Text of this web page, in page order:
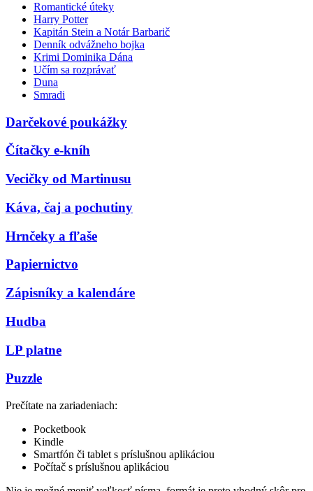
Romantické úteky
Harry Potter
Kapitán Stein a Notár Barbarič
Denník odvážneho bojka
Krimi Dominika Dána
Učím sa rozprávať
Duna
Smradi
Darčekové poukážky
Čítačky e-kníh
Vecičky od Martinusu
Káva, čaj a pochutiny
Hrnčeky a fľaše
Papiernictvo
Zápisníky a kalendáre
Hudba
LP platne
Puzzle
Prečítate na zariadeniach:
Pocketbook
Kindle
Smartfón či tablet s príslušnou aplikáciou
Počítač s príslušnou aplikáciou